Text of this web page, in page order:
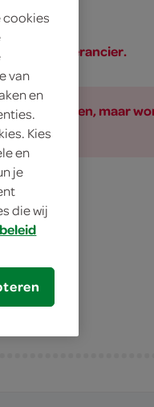
of de leverancier.
de producten, maar
hoesje
cookies
van
en
Kies
en
je
die wij